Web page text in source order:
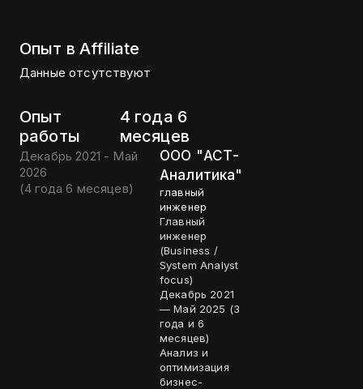
Опыт в Affiliate
Данные отсутствуют
Опыт
работы
4 года 6
месяцев
Декабрь 2021 - Май
2026
(4 года 6 месяцев)
ООО "АСТ-
Аналитика"
главный
инженер
Главный
инженер
(Business /
System Analyst
focus)
Декабрь 2021
— Май 2025 (3
года и 6
месяцев)
Анализ и
оптимизация
бизнес-